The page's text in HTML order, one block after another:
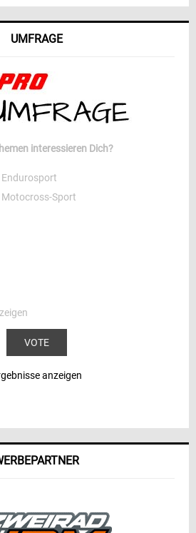
UMFRAGE
interessieren Dich?
Sport
anzeigen